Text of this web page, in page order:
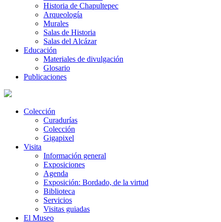
Historia de Chapultepec
Arqueología
Murales
Salas de Historia
Salas del Alcázar
Educación
Materiales de divulgación
Glosario
Publicaciones
Colección
Curadurías
Colección
Gigapixel
Visita
Información general
Exposiciones
Agenda
Exposición: Bordado, de la virtud
Biblioteca
Servicios
Visitas guiadas
El Museo